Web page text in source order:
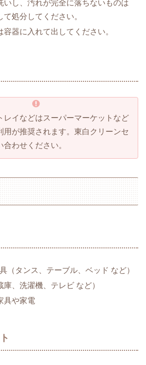
いし、汚れが完全に落ちないものは
処分してください。
容器に入れて出してください。
レイなどはスーパーマーケットなど
用が推奨されます。東白クリーンセ
わせください。
（タンス、テーブル、ベッド など）
庫、洗濯機、テレビ など）
具や家電